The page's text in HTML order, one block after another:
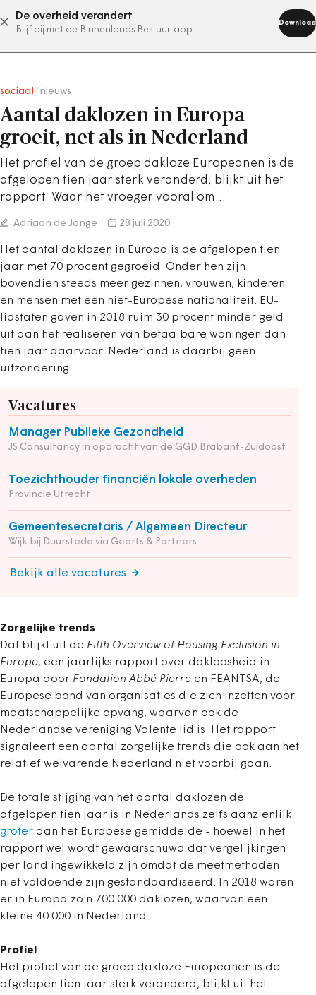
De overheid verandert
Blijf bij met de Binnenlands Bestuur app
Download
abonneer nu
sociaal nieuws
Aantal daklozen in Europa
groeit, net als in Nederland
Het profiel van de groep dakloze Europeanen is de
afgelopen tien jaar sterk veranderd, blijkt uit het
rapport. Waar het vroeger vooral om…
Adriaan de Jonge 28 juli 2020
Het aantal daklozen in Europa is de afgelopen tien
jaar met 70 procent gegroeid. Onder hen zijn
bovendien steeds meer gezinnen, vrouwen, kinderen
en mensen met een niet-Europese nationaliteit. EU-
lidstaten gaven in 2018 ruim 30 procent minder geld
uit aan het realiseren van betaalbare woningen dan
tien jaar daarvoor. Nederland is daarbij geen
uitzondering.
Vacatures
Manager Publieke Gezondheid
JS Consultancy in opdracht van de GGD Brabant-Zuidoost
Toezichthouder financiën lokale overheden
Provincie Utrecht
Gemeentesecretaris / Algemeen Directeur
Wijk bij Duurstede via Geerts & Partners
Bekijk alle vacatures
Zorgelijke trends
Dat blijkt uit de Fifth Overview of Housing Exclusion in
Europe, een jaarlijks rapport over dakloosheid in
Europa door Fondation Abbé Pierre en FEANTSA, de
Europese bond van organisaties die zich inzetten voor
maatschappelijke opvang, waarvan ook de
Nederlandse vereniging Valente lid is. Het rapport
signaleert een aantal zorgelijke trends die ook aan het
relatief welvarende Nederland niet voorbij gaan.
De totale stijging van het aantal daklozen de
afgelopen tien jaar is in Nederlands zelfs aanzienlijk
groter dan het Europese gemiddelde - hoewel in het
rapport wel wordt gewaarschuwd dat vergelijkingen
per land ingewikkeld zijn omdat de meetmethoden
niet voldoende zijn gestandaardiseerd. In 2018 waren
er in Europa zo'n 700.000 daklozen, waarvan een
kleine 40.000 in Nederland.
Profiel
Het profiel van de groep dakloze Europeanen is de
afgelopen tien jaar sterk veranderd, blijkt uit het